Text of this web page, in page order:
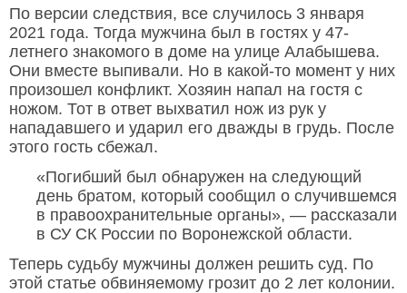
По версии следствия, все случилось 3 января
2021 года. Тогда мужчина был в гостях у 47-
летнего знакомого в доме на улице Алабышева.
Они вместе выпивали. Но в какой-то момент у них
произошел конфликт. Хозяин напал на гостя с
ножом. Тот в ответ выхватил нож из рук у
нападавшего и ударил его дважды в грудь. После
этого гость сбежал.
«Погибший был обнаружен на следующий
день братом, который сообщил о случившемся
в правоохранительные органы», — рассказали
в СУ СК России по Воронежской области.
Теперь судьбу мужчины должен решить суд. По
этой статье обвиняемому грозит до 2 лет колонии.